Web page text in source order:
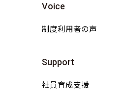
Voice
制度利用者の声
Support
社員育成支援